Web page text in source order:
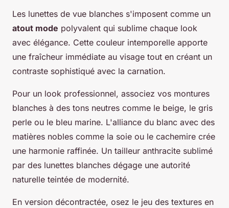
Les lunettes de vue blanches s'imposent comme un
atout mode polyvalent qui sublime chaque look
avec élégance. Cette couleur intemporelle apporte
une fraîcheur immédiate au visage tout en créant un
contraste sophistiqué avec la carnation.
Pour un look professionnel, associez vos montures
blanches à des tons neutres comme le beige, le gris
perle ou le bleu marine. L'alliance du blanc avec des
matières nobles comme la soie ou le cachemire crée
une harmonie raffinée. Un tailleur anthracite sublimé
par des lunettes blanches dégage une autorité
naturelle teintée de modernité.
En version décontractée, osez le jeu des textures en